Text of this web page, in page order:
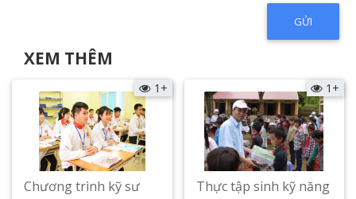
XEM THÊM
1+
Chương trình kỹ sư
1+
Thực tập sinh kỹ năng